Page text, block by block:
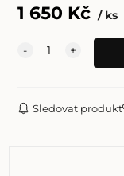
1 650 Kč ks
Sledovat produkt